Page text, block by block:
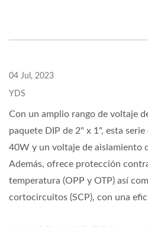
04 Jul, 2023
YDS
Con un amplio rango de voltaje
paquete DIP de 2" x 1", esta
40W y un voltaje de aislamiento
Además, ofrece protección
temperatura (OPP y OTP) así
cortocircuitos (SCP), con una